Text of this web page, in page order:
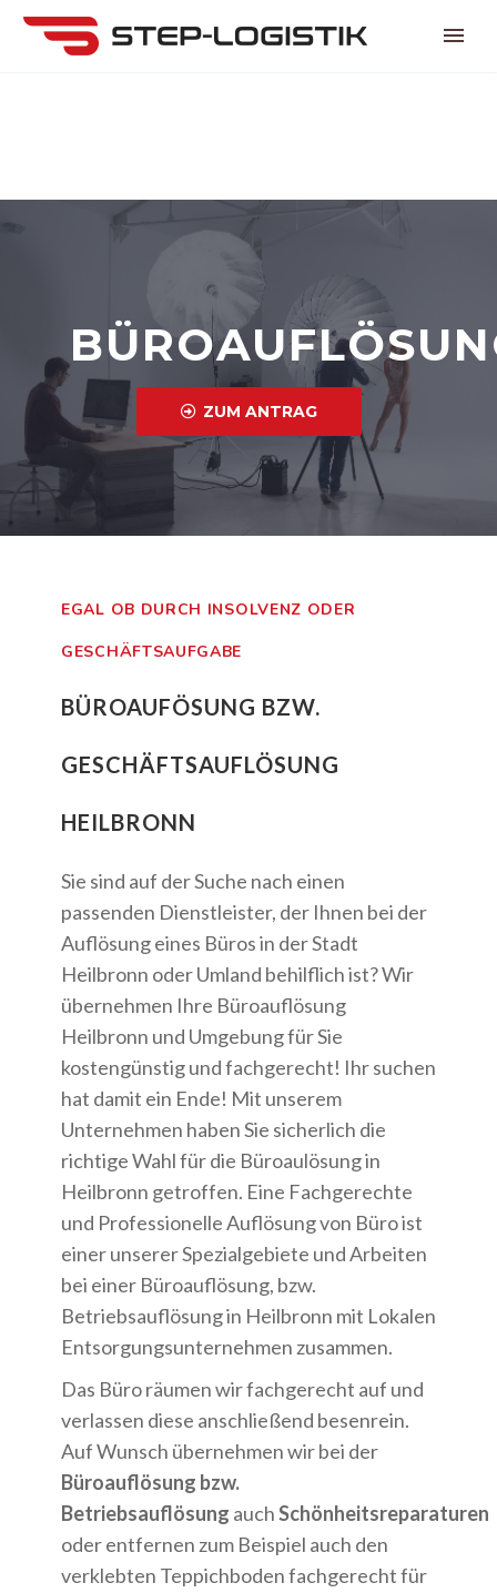
ZUM ANTRAG
EGAL OB DURCH INSOLVENZ ODER
GESCHÄFTSAUFGABE
BÜROAUFÖSUNG BZW.
GESCHÄFTSAUFLÖSUNG
HEILBRONN
Sie sind auf der Suche nach einen
passenden Dienstleister, der Ihnen bei der
Auflösung eines Büros in der Stadt
Heilbronn oder Umland behilflich ist? Wir
übernehmen Ihre Büroauflösung
Heilbronn und Umgebung für Sie
kostengünstig und fachgerecht! Ihr suchen
hat damit ein Ende! Mit unserem
Unternehmen haben Sie sicherlich die
richtige Wahl für die Büroaulösung in
Heilbronn getroffen. Eine Fachgerechte
und Professionelle Auflösung von Büro ist
einer unserer Spezialgebiete und Arbeiten
bei einer Büroauflösung, bzw.
Betriebsauflösung in Heilbronn mit Lokalen
Entsorgungsunternehmen zusammen.
Das Büro räumen wir fachgerecht auf und
verlassen diese anschließend besenrein.
Auf Wunsch übernehmen wir bei der
Büroauflösung bzw.
Betriebsauflösung auchSchönheitsreparaturen
oder entfernen zum Beispiel auch den
verklebten Teppichboden fachgerecht für